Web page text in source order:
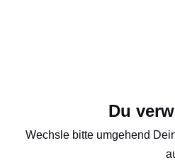
Du
Wechsle bitte umgehend